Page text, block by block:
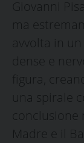
Giovanni
ma
avvolta in
dense e
figura,
una spirale
Madre e il